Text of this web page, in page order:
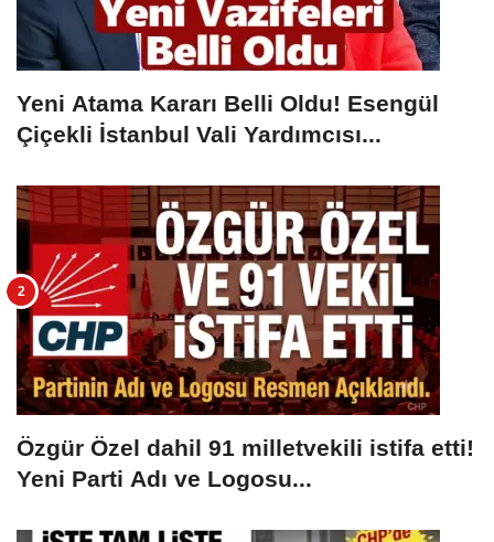
Yeni Atama Kararı Belli Oldu! Esengül
Çiçekli İstanbul Vali Yardımcısı...
Özgür Özel dahil 91 milletvekili istifa etti!
Yeni Parti Adı ve Logosu...